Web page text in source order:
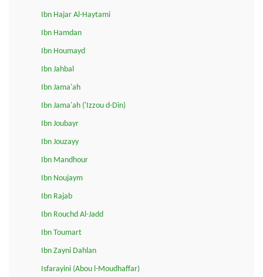
Ibn Hajar Al-Haytami
Ibn Hamdan
Ibn Houmayd
Ibn Jahbal
Ibn Jama'ah
Ibn Jama'ah ('Izzou d-Din)
Ibn Joubayr
Ibn Jouzayy
Ibn Mandhour
Ibn Noujaym
Ibn Rajab
Ibn Rouchd Al-Jadd
Ibn Toumart
Ibn Zayni Dahlan
Isfarayini (Abou l-Moudhaffar)